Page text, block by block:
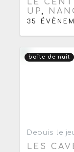
UP,
35
boîte de nuit
Depuis le
LES